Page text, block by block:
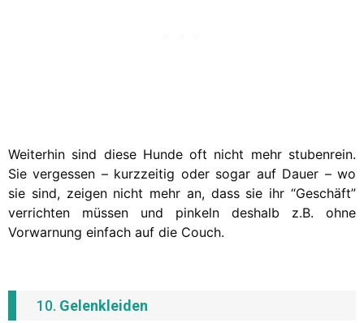
Weiterhin sind diese Hunde oft nicht mehr stubenrein.
Sie vergessen – kurzzeitig oder sogar auf Dauer – wo
sie sind, zeigen nicht mehr an, dass sie ihr “Geschäft”
verrichten müssen und pinkeln deshalb z.B. ohne
Vorwarnung einfach auf die Couch.
10. Gelenkleiden